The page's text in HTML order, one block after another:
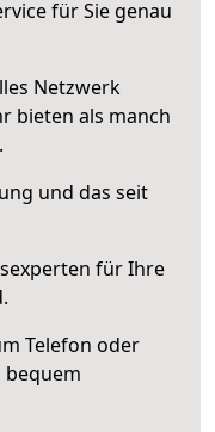
für Sie genau
Netzwerk
bieten als manch
und das seit
für Ihre
Telefon oder
bequem